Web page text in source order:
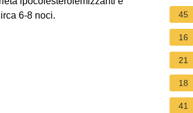
6-8 noci.
45
16
21
18
41